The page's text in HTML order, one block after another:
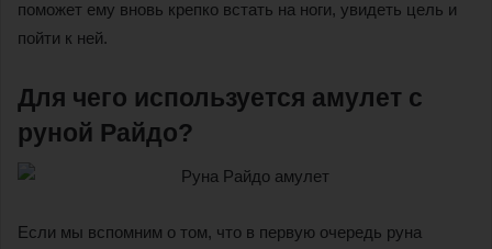
поможет ему вновь крепко встать на ноги, увидеть цель и
пойти к ней.
Для чего используется амулет с
руной Райдо?
Если мы вспомним о том, что в первую очередь руна